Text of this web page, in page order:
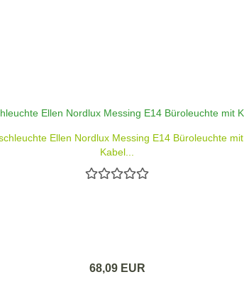
Ellen Nordlux Messing E14 Büroleuchte mit
Kabel...
68,09 EUR